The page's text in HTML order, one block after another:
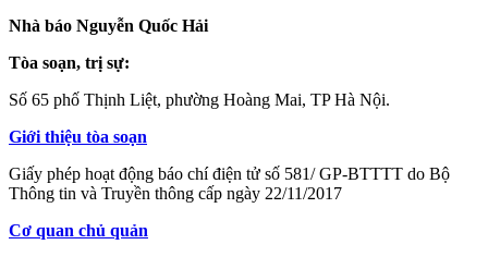
Nhà báo Nguyễn Quốc Hải
Tòa soạn, trị sự:
Số 65 phố Thịnh Liệt, phường Hoàng Mai, TP Hà Nội.
Giới thiệu tòa soạn
Giấy phép hoạt động báo chí điện tử số 581/ GP-BTTTT do Bộ
Thông tin và Truyền thông cấp ngày 22/11/2017
Cơ quan chủ quản